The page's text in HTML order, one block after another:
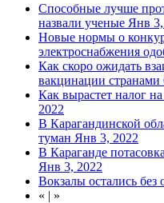
Способные лучше
назвали ученые Янв
Новые нормы о
электроснабжения
Как скоро ожидать
вакцинации
Как вырастет налог
2022
В Карагандинской
туман Янв 3, 2022
В Караганде
Янв 3, 2022
Вокзалы остались без
« | »